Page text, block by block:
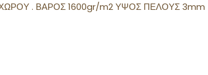
ΧΩΡΟΥ . ΒΑΡΟΣ 1600gr/m2 ΥΨΟΣ ΠΕΛΟΥΣ 3mm